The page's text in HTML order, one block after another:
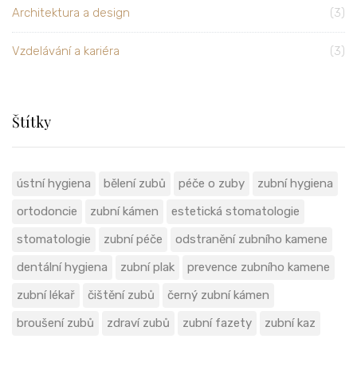
Architektura a design (3)
Vzdelávání a kariéra (3)
Štítky
ústní hygiena bělení zubů péče o zuby
zubní hygiena
ortodoncie
zubní kámen
estetická stomatologie
stomatologie
zubní péče
odstranění zubního kamene
dentální hygiena
zubní plak
prevence zubního kamene
zubní lékař
čištění zubů
černý zubní kámen
broušení zubů
zdraví zubů zubní fazety zubní kaz